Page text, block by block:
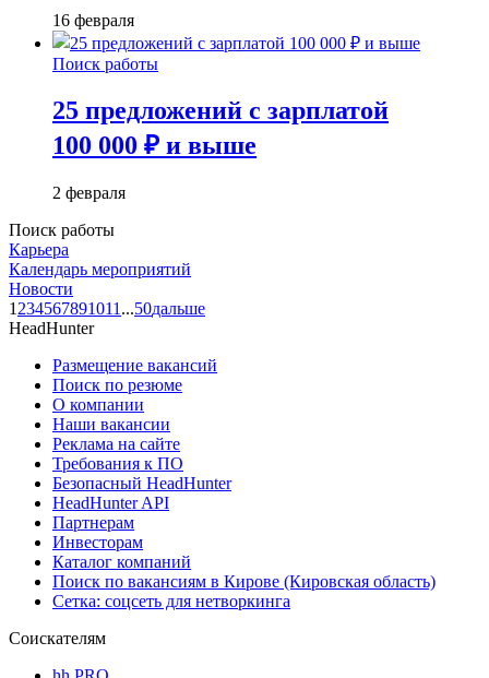
16 февраля
Поиск работы
25 предложений с зарплатой
100 000 ₽ и выше
2 февраля
Поиск работы
Карьера
Календарь мероприятий
Новости
1 234567891011 ...50дальше
HeadHunter
Размещение вакансий
Поиск по резюме
О компании
Наши вакансии
Реклама на сайте
Требования к ПО
Безопасный HeadHunter
HeadHunter API
Партнерам
Инвесторам
Каталог компаний
Поиск по вакансиям в Кирове (Кировская область)
Сетка: соцсеть для нетворкинга
Соискателям